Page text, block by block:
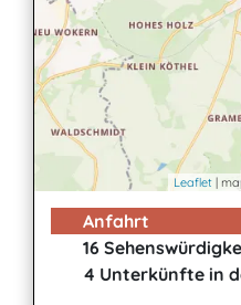
Leaflet |
Anfahrt
16
4 Unterkünfte in